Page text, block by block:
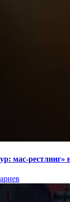
мас-рестлинг»